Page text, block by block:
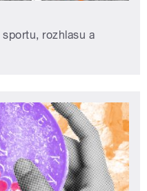
rozhlasu a